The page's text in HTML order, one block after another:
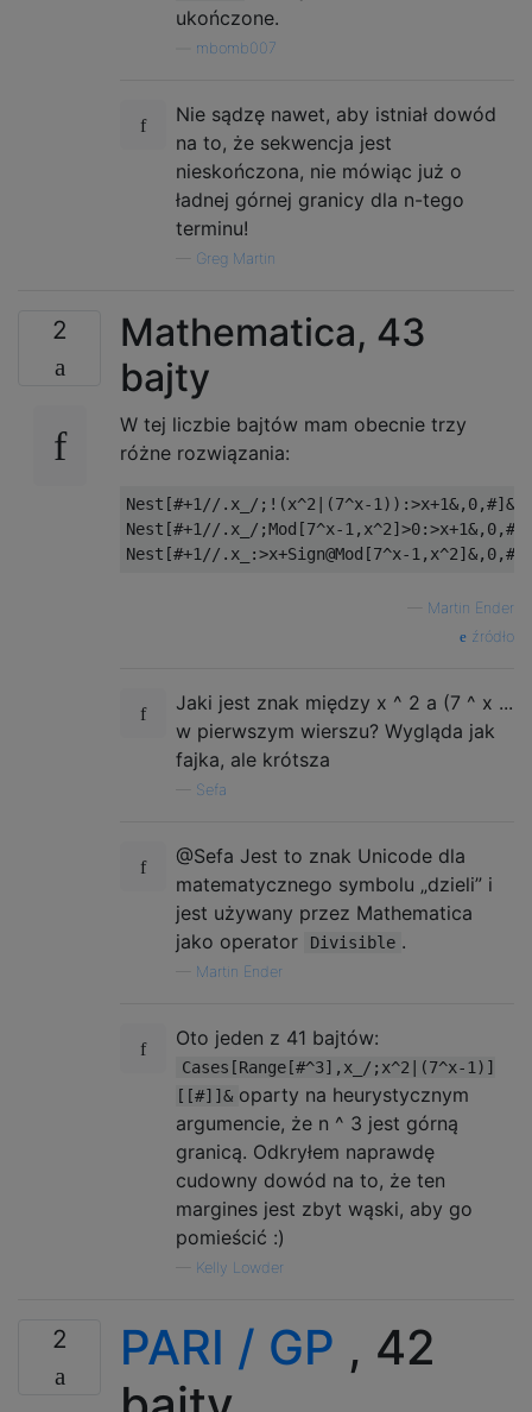
ukończone.
mbomb007
Nie sądzę nawet, aby istniał dowód
na to, że sekwencja jest
nieskończona, nie mówiąc już o
ładnej górnej granicy dla n-tego
terminu!
Greg Martin
2
Mathematica, 43
bajty
W tej liczbie bajtów mam obecnie trzy
różne rozwiązania:
Nest[#+1//.x_/;!(x^2∣(7^x-1)):>x+1&,0,#]&
Nest[#+1//.x_/;Mod[7^x-
Martin Ender
źródło
Jaki jest znak między x ^ 2 a (7 ^ x ...
w pierwszym wierszu? Wygląda jak
fajka, ale krótsza
Sefa
@Sefa Jest to znak Unicode dla
matematycznego symbolu „dzieli” i
jest używany przez Mathematica
jako operator
Divisible .
Martin Ender
Oto jeden z 41 bajtów:
Cases[Range[#^3],x_/;x^2∣(7^x-1)]
[[#]]& oparty na heurystycznym
argumencie, że n ^ 3 jest górną
granicą. Odkryłem naprawdę
cudowny dowód na to, że ten
margines jest zbyt wąski, aby go
pomieścić :)
Kelly Lowder
2 PARI / GP , 42